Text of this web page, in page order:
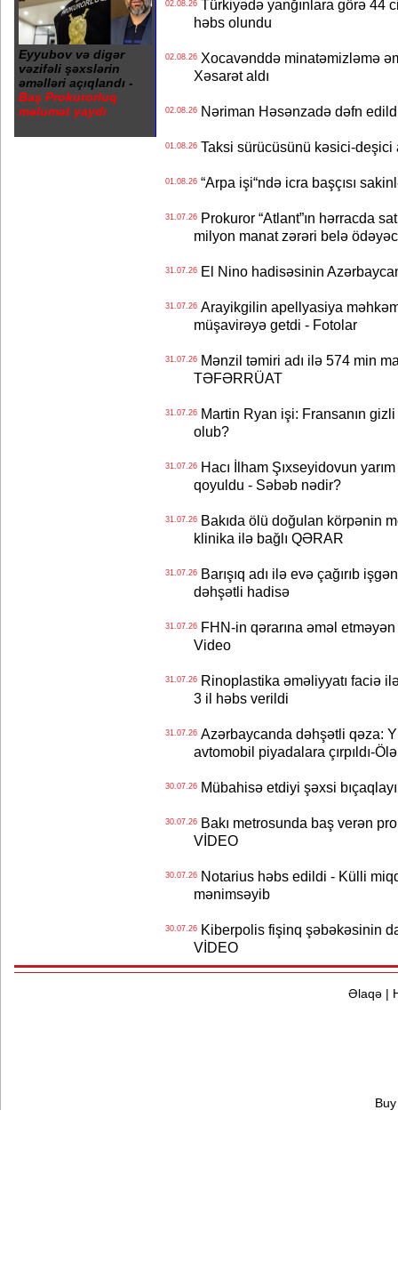
Eyyubov və digər
vəzifəli şəxslərin
əməlləri açıqlandı -
Baş Prokurorluq
məlumat yaydı
02.08.26Türkiyədə yanğınlara görə 44
həbs olundu
02.08.26Xocavənddə minatəmizləmə
Xəsarət aldı
02.08.26Nəriman Həsənzadə dəfn
01.08.26Taksi sürücüsünü kəsici-deşici
01.08.26“Arpa işi“ndə icra başçısı
31.07.26Prokuror “Atlant”ın hərracda
milyon manat zərəri belə
31.07.26El Nino hadisəsinin
31.07.26Arayikgilin apellyasiya
müşavirəyə getdi - Fotolar
31.07.26Mənzil təmiri adı ilə 574 min
TƏFƏRRÜAT
31.07.26Martin Ryan işi: Fransanın gizli
olub?
31.07.26Hacı İlham Şıxseyidovun
qoyuldu - Səbəb nədir?
31.07.26Bakıda ölü doğulan körpənin
klinika ilə bağlı QƏRAR
31.07.26Barışıq adı ilə evə çağırıb
dəhşətli hadisə
31.07.26FHN-in qərarına əməl
Video
31.07.26Rinoplastika əməliyyatı faciə
3 il həbs verildi
31.07.26Azərbaycanda dəhşətli qəza:
avtomobil piyadalara çırpıldı-
30.07.26Mübahisə etdiyi şəxsi
30.07.26Bakı metrosunda baş verən
VİDEO
30.07.26Notarius həbs edildi - Külli
mənimsəyib
30.07.26Kiberpolis fişinq şəbəkəsinin
VİDEO
Əlaqə|